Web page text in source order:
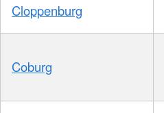
Cloppenburg
Coburg